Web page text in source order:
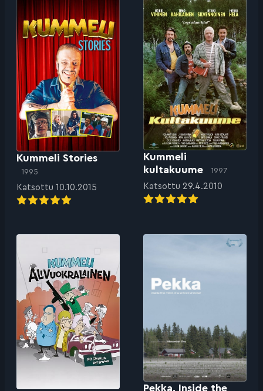
Kummeli Stories
1995
Katsottu 10.10.2015
Kummeli
kultakuume
1997
Katsottu 29.4.2010
Pekka. Inside the